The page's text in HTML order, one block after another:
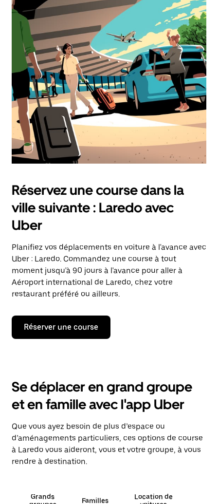
Réservez une course dans la
ville suivante : Laredo avec
Uber
Planifiez vos déplacements en voiture à l'avance avec
Uber : Laredo. Commandez une course à tout
moment jusqu'à 90 jours à l'avance pour aller à
Aéroport international de Laredo, chez votre
restaurant préféré ou ailleurs.
Réserver une course
Se déplacer en grand groupe
et en famille avec l'app Uber
Que vous ayez besoin de plus d’espace ou
d’aménagements particuliers, ces options de course
à Laredo vous aideront, vous et votre groupe, à vous
rendre à destination.
Grands
Familles
Location de